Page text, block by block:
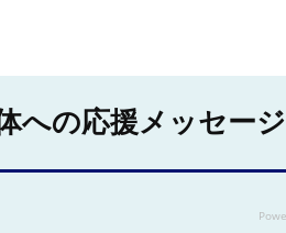
への応援メッセージ